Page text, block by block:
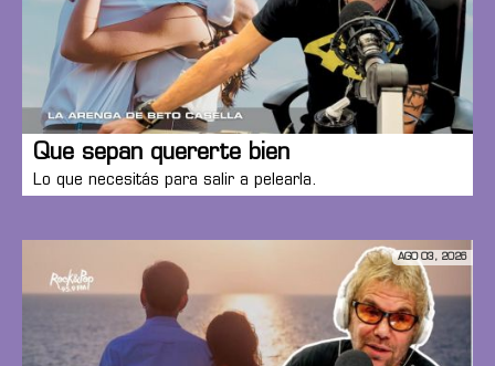
Que sepan quererte bien
Lo que necesitás para salir a pelearla.
AGO 03, 2026